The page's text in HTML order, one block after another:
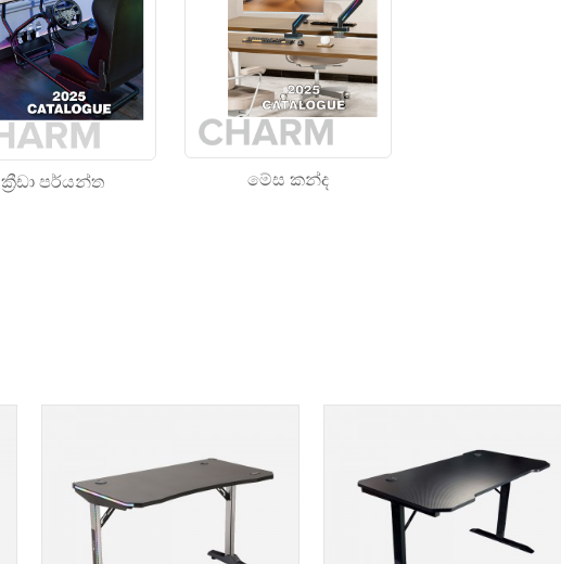
ක්‍රීඩා පර්යන්ත මේස කන්ද